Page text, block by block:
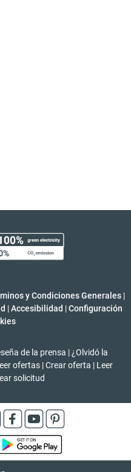
y Condiciones Generales |
| Accesibilidad | Configuración
de la prensa | ¿Olvidó la
ofertas | Crear oferta | Leer
solicitud